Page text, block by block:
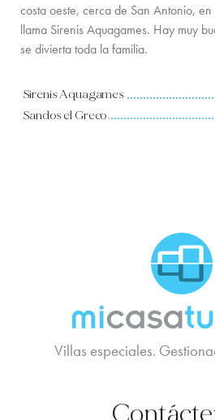
costa oeste, cerca de San Antonio, en
llama Sirenis Aquagames. Hay muy
se divierta toda la familia.
Sirenis Aquagames
Sandos el Greco
Villas especiales.